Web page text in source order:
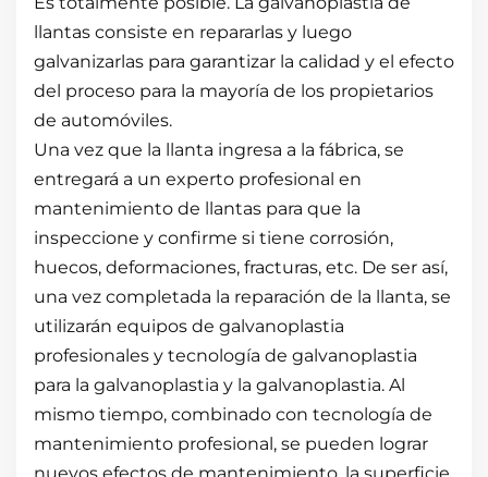
llantas consiste en repararlas y luego
galvanizarlas para garantizar la calidad y el efecto
del proceso para la mayoría de los propietarios
de automóviles.
Una vez que la llanta ingresa a la fábrica, se
entregará a un experto profesional en
mantenimiento de llantas para que la
inspeccione y confirme si tiene corrosión,
huecos, deformaciones, fracturas, etc. De ser así,
una vez completada la reparación de la llanta, se
utilizarán equipos de galvanoplastia
profesionales y tecnología de galvanoplastia
para la galvanoplastia y la galvanoplastia. Al
mismo tiempo, combinado con tecnología de
mantenimiento profesional, se pueden lograr